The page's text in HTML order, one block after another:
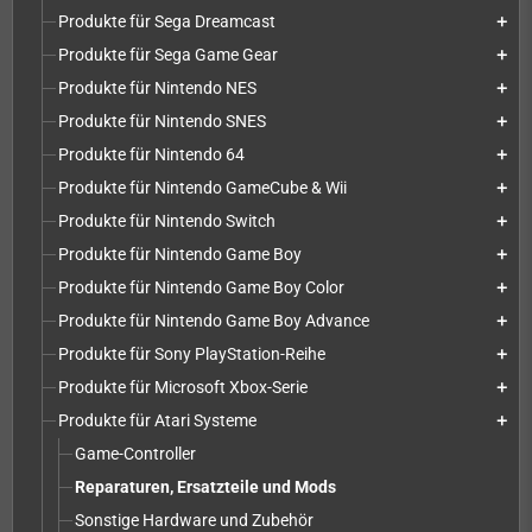
Produkte für Sega Dreamcast add
Produkte für Sega Game Gear add
Produkte für Nintendo NES add
Produkte für Nintendo SNES add
Produkte für Nintendo 64 add
Produkte für Nintendo GameCube & Wii add
Produkte für Nintendo Switch add
Produkte für Nintendo Game Boy add
Produkte für Nintendo Game Boy Color add
Produkte für Nintendo Game Boy Advance add
Produkte für Sony PlayStation-Reihe add
Produkte für Microsoft Xbox-Serie add
Produkte für Atari Systeme add
Game-Controller
Reparaturen, Ersatzteile und Mods
Sonstige Hardware und Zubehör